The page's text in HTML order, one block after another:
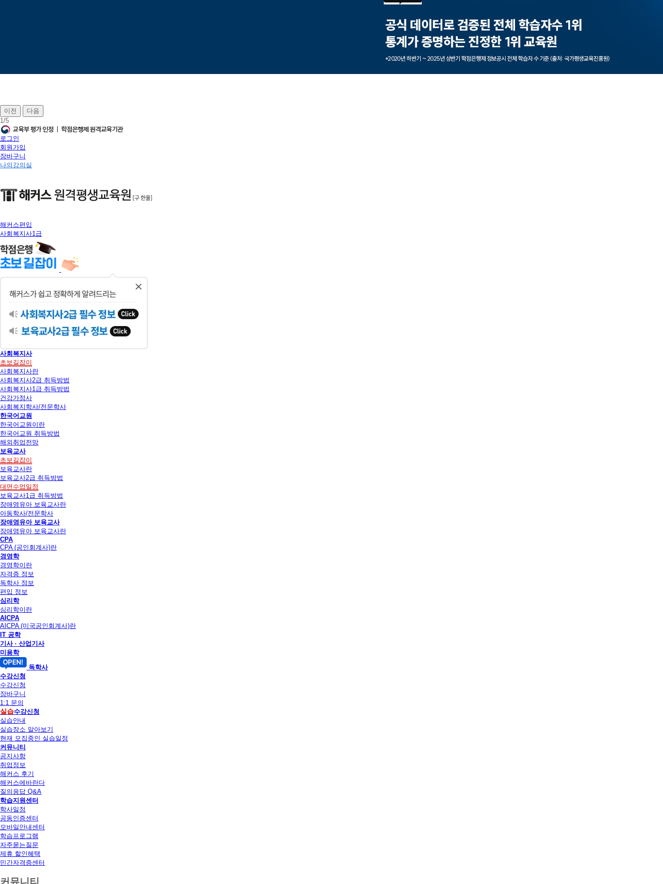
이전
다음
1/5
로그인
회원가입
장바구니
나의강의실
해커스편입
사회복지사1급
사회복지사
초보길잡이
사회복지사란
사회복지사2급 취득방법
사회복지사1급 취득방법
건강가정사
사회복지학사/전문학사
한국어교원
한국어교원이란
한국어교원 취득방법
해외취업전망
보육교사
초보길잡이
보육교사란
보육교사2급 취득방법
대면수업일정
보육교사1급 취득방법
장애영유아 보육교사란
아동학사/전문학사
장애영유아 보육교사
장애영유아 보육교사란
CPA
CPA (공인회계사)란
경영학
경영학이란
자격증 정보
독학사 정보
편입 정보
심리학
심리학이란
AICPA
AICPA (미국공인회계사)란
IT 공학
기사 · 산업기사
미용학
독학사
수강신청
수강신청
장바구니
1:1 문의
실습수강신청
실습안내
실습장소 알아보기
현재 모집중인 실습일정
커뮤니티
공지사항
취업정보
해커스 후기
해커스에바란다
질의응답 Q&A
학습지원센터
학사일정
공동인증센터
모바일안내센터
학습프로그램
자주묻는질문
제휴 할인혜택
민간자격증센터
커뮤니티